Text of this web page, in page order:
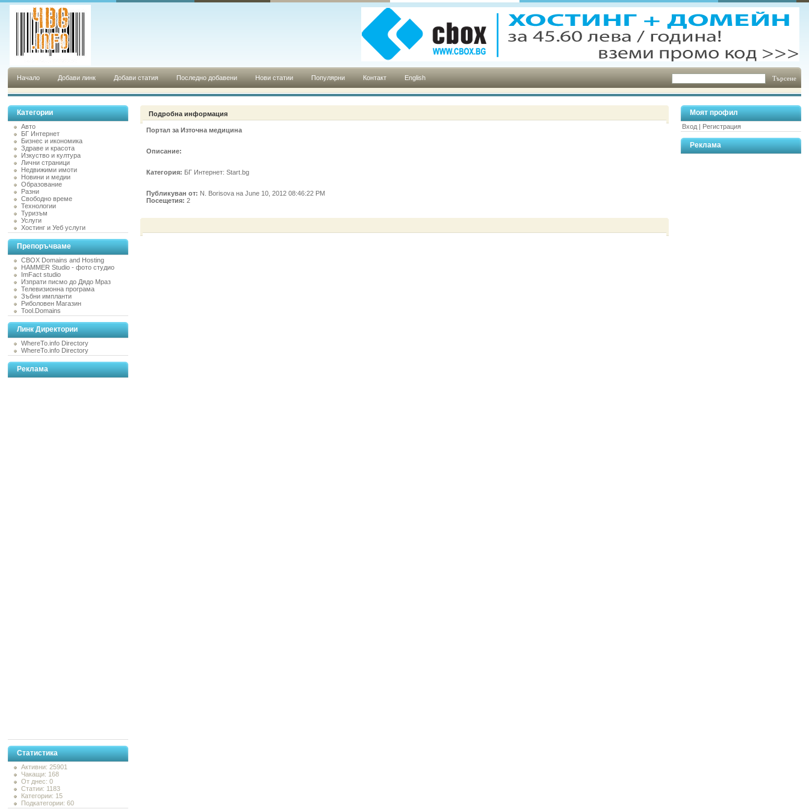
Начало Добави линк Добави статия Последно добавени Нови статии Популярни Контакт English
Категории
Авто
БГ Интернет
Бизнес и икономика
Здраве и красота
Изкуство и култура
Лични страници
Недвижими имоти
Новини и медии
Образование
Разни
Свободно време
Технологии
Туризъм
Услуги
Хостинг и Уеб услуги
Препоръчваме
CBOX Domains and Hosting
HAMMER Studio - фото студио
ImFact studio
Изпрати писмо до Дядо Мраз
Телевизионна програма
Зъбни импланти
Риболовен Магазин
Tool.Domains
Линк Директории
WhereTo.info Directory
WhereTo.info Directory
Реклама
Статистика
Активни: 25901
Чакащи: 168
От днес: 0
Статии: 1183
Категории: 15
Подкатегории: 60
Подробна информация
Портал за Източна медицина
Описание:
Категория: БГ Интернет: Start.bg
Публикуван от: N. Borisova на June 10, 2012 08:46:22 PM
Посещетия: 2
Моят профил
Вход | Регистрация
Реклама